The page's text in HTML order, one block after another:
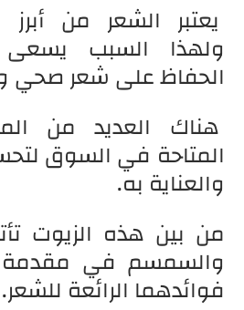
يعتبر الشعر من أبرز
ولهذا السبب يسعى
الحفاظ على شعر صحي
هناك العديد من
المتاحة في السوق
والعناية به.
من بين هذه الزيوت
والسمسم في مقدمة
فوائدهما الرائعة للشعر.